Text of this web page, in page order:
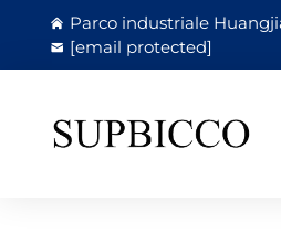
Parco industriale
[email protected]